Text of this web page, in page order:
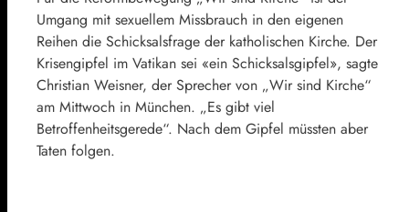
Umgang mit sexuellem Missbrauch in den eigenen
Reihen die Schicksalsfrage der katholischen Kirche. Der
Krisengipfel im Vatikan sei «ein Schicksalsgipfel», sagte
Christian Weisner, der Sprecher von „Wir sind Kirche“
am Mittwoch in München. „Es gibt viel
Betroffenheitsgerede“. Nach dem Gipfel müssten aber
Taten folgen.